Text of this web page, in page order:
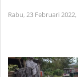
Rabu, 23 Februari 2022,